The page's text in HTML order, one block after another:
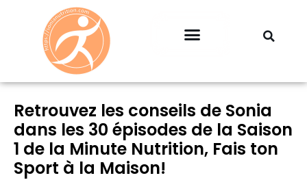
Retrouvez les conseils de Sonia
dans les 30 épisodes de la Saison
1 de la Minute Nutrition, Fais ton
Sport à la Maison!